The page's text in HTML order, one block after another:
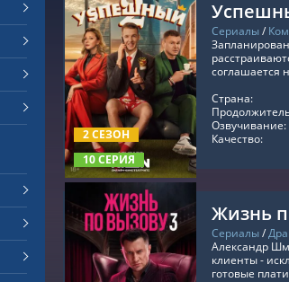
2 СЕЗОН
10 СЕРИЯ
СМОТРЕТЬ ОНЛАЙН
Сериалы/
соглашается
Страна:
Озвучивание:
Качество:
Жизнь
Сериалы/
Александр
клиенты -
готовые